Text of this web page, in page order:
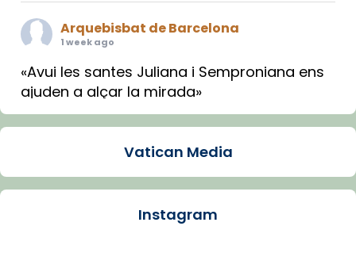
Arquebisbat de Barcelona
1 week ago
«Avui les santes Juliana i Semproniana ens
ajuden a alçar la mirada»
Mons. Sergi Gordo, bisbe de Tortosa, ha
Santes de Mataró.
🔗tinyurl.com/cvu5jmbk
Vatican Media
Instagram